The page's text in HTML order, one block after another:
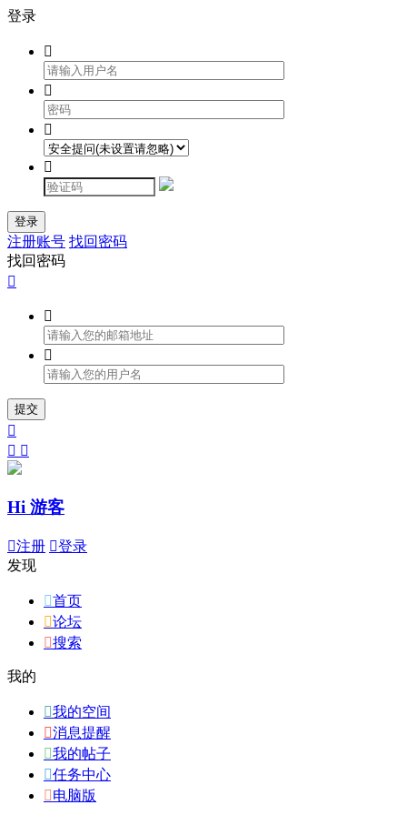
登录




登录
注册账号 找回密码
找回密码



提交

 
Hi 游客
注册 登录
发现
首页
论坛
搜索
我的
我的空间
消息提醒
我的帖子
任务中心
电脑版